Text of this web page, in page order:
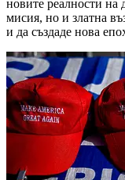
новите реалности на
мисия, но и златна
и да създаде нова